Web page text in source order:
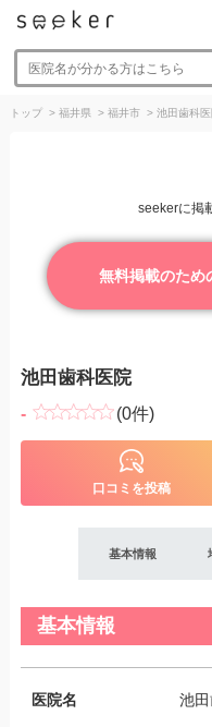
トップ > 福井県 > 福井市 > 池田歯科
seekerに掲
無料掲載のため
池田歯科医院
- (0件)
口コミを投稿
基本情報
基本情報
医院名 池